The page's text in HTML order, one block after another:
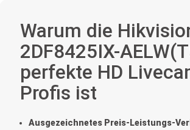
Warum die
2DF8425IX-
perfekte HD
Profis ist
Ausgezeichnetes Preis-Leistungs-